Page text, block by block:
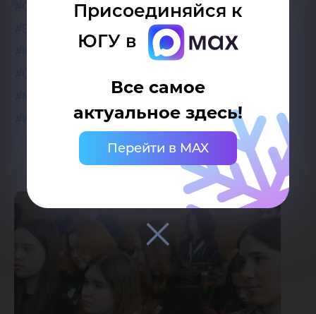
Присоединяйся к
ЮГУ в
Все самое
актуальное здесь!
Перейти в MAX
#СПОмедиа
#КЧ_ЕДОД2026
#Минпросвещение